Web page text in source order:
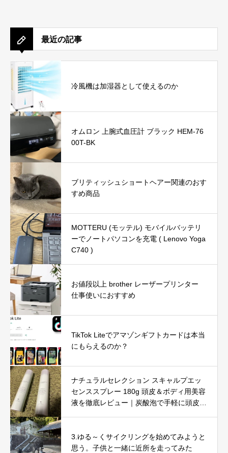
最近の記事
冷風機は加湿器として使えるのか
オムロン 上腕式血圧計 ブラック HEM-76
00T-BK
ブリティッシュショートヘアー関連のおす
すめ商品
MOTTERU (モッテル) モバイルバッテリ
ーでノートパソコンを充電 ( Lenovo Yoga
C740 )
お値段以上 brother レーザープリンター
仕事使いにおすすめ
TikTok Liteでアマゾンギフトカードは本当
にもらえるのか？
ナチュラルセレクション スキャルプエッ
センススプレー 180g 頭皮＆ボディ用美容
液を徹底レビュー｜炭酸泡で手軽に頭皮と
3.ゆる～くサイクリングを始めてみようと
思う。子供と一緒に近所を走ってみた